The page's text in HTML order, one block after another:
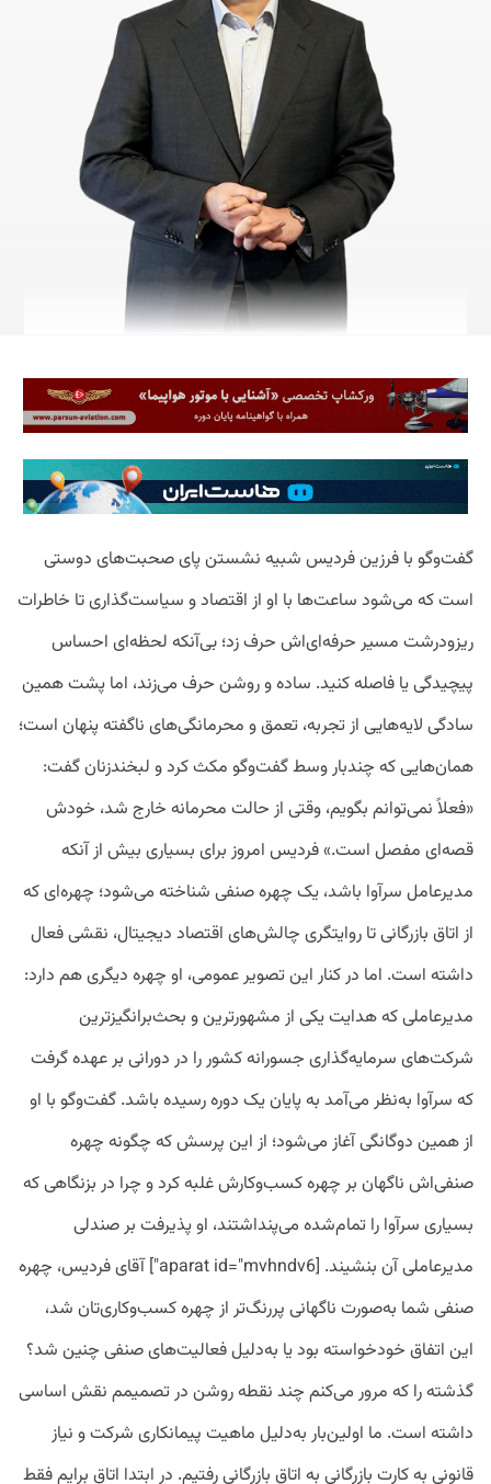
گفت‌وگو با فرزین فردیس شبیه نشستن پای صحبت‌های دوستی
است که می‌شود ساعت‌ها با او از اقتصاد و سیاست‌گذاری تا خاطرات
ریزودرشت مسیر حرفه‌ای‌اش حرف زد؛ بی‌آنکه لحظه‌ای احساس
پیچیدگی یا فاصله کنید. ساده و روشن حرف می‌زند، اما پشت همین
سادگی لایه‌هایی از تجربه، تعمق و محرمانگی‌های ناگفته پنهان است؛
همان‌هایی که چندبار وسط گفت‌وگو مکث کرد و لبخندزنان گفت:
«فعلاً نمی‌توانم بگویم، وقتی از حالت محرمانه خارج شد، خودش
قصه‌ای مفصل است.» فردیس امروز برای بسیاری بیش از آنکه
مدیرعامل سرآوا باشد، یک چهره صنفی شناخته می‌شود؛ چهره‌ای که
از اتاق بازرگانی تا روایتگری چالش‌های اقتصاد دیجیتال، نقشی فعال
داشته است. اما در کنار این تصویر عمومی، او چهره دیگری هم دارد:
مدیرعاملی که هدایت یکی از مشهورترین و بحث‌برانگیزترین
شرکت‌های سرمایه‌گذاری جسورانه کشور را در دورانی بر عهده گرفت
که سرآوا به‌نظر می‌آمد به پایان یک دوره رسیده باشد. گفت‌وگو با او
از همین دوگانگی آغاز می‌شود؛ از این پرسش که چگونه چهره
صنفی‌اش ناگهان بر چهره کسب‌وکارش غلبه کرد و چرا در بزنگاهی که
بسیاری سرآوا را تمام‌شده می‌پنداشتند، او پذیرفت بر صندلی
مدیرعاملی آن بنشیند. [aparat id="mvhndv6"] آقای فردیس، چهره
صنفی شما به‌صورت ناگهانی پررنگ‌تر از چهره کسب‌و‌کاری‌تان شد،
این اتفاق خودخواسته بود یا به‌دلیل فعالیت‌های صنفی چنین شد؟
گذشته را که مرور می‌کنم چند نقطه روشن در تصمیمم نقش اساسی
داشته است. ما اولین‌بار به‌دلیل ماهیت پیمانکاری شرکت و نیاز
قانونی به کارت بازرگانی به اتاق بازرگانی رفتیم. در ابتدا اتاق برایم فقط